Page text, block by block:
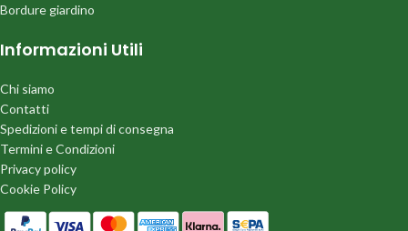
Bordure giardino
Informazioni Utili
Chi siamo
Contatti
Spedizioni e tempi di consegna
Termini e Condizioni
Privacy policy
Cookie Policy